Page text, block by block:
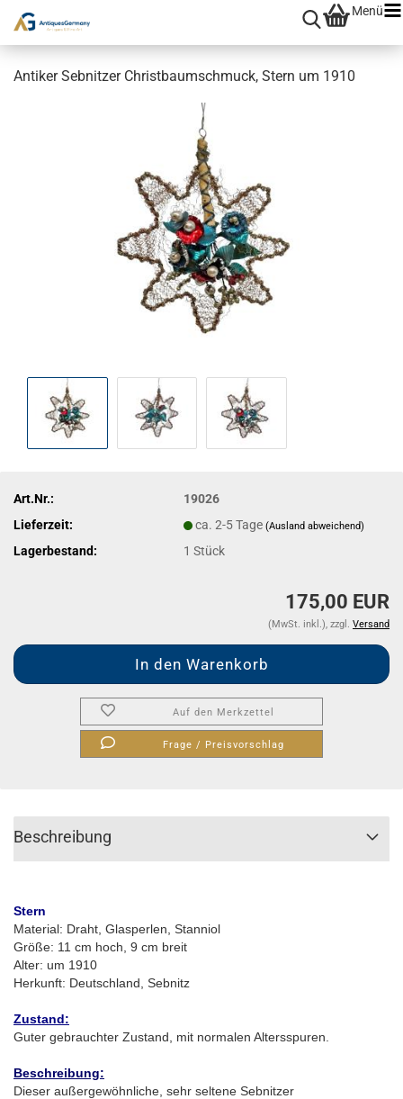
Menü
Antiker Sebnitzer Christbaumschmuck, Stern um 1910
Art.Nr.:
19026
Lieferzeit:
ca. 2-5 Tage(Ausland abweichend)
Lagerbestand: 1Stück
175,00 EUR
(MwSt. inkl.), zzgl. Versand
Auf den Merkzettel
Frage / Preisvorschlag
Beschreibung
Stern
Material: Draht, Glasperlen, Stanniol
Größe: 11 cm hoch, 9 cm breit
Alter: um 1910
Herkunft: Deutschland, Sebnitz
Zustand:
Guter gebrauchter Zustand, mit normalen Altersspuren.
Beschreibung:
Dieser außergewöhnliche, sehr seltene Sebnitzer